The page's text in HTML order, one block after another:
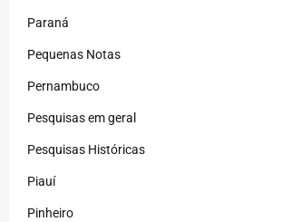
Paraná
Pequenas Notas
Pernambuco
Pesquisas em geral
Pesquisas Históricas
Piauí
Pinheiro